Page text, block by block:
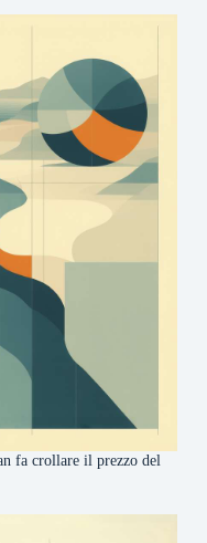
fa crollare il prezzo del